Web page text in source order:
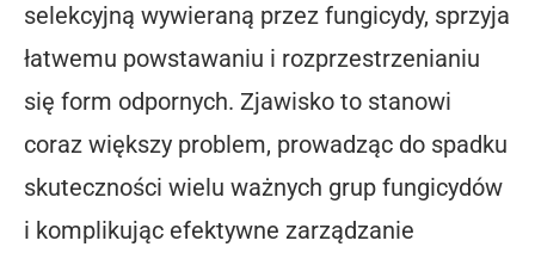
selekcyjną wywieraną przez fungicydy, sprzyja
łatwemu powstawaniu i rozprzestrzenianiu
się form odpornych. Zjawisko to stanowi
coraz większy problem, prowadząc do spadku
skuteczności wielu ważnych grup fungicydów
i komplikując efektywne zarządzanie